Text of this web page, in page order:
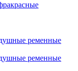
ременные
ременные